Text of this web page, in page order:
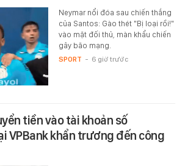
Neymar nổi đóa sau chiến thắng
của Santos: Gào thét "Bị loại rồi!"
vào mặt đối thủ, màn khẩu chiến
gây bão mạng.
SPORT - 6 giờ trước
tiền vào tài khoản số
VPBank khẩn trương đến công